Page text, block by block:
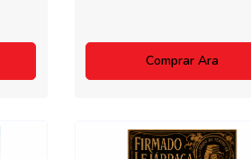
Comprar Ara